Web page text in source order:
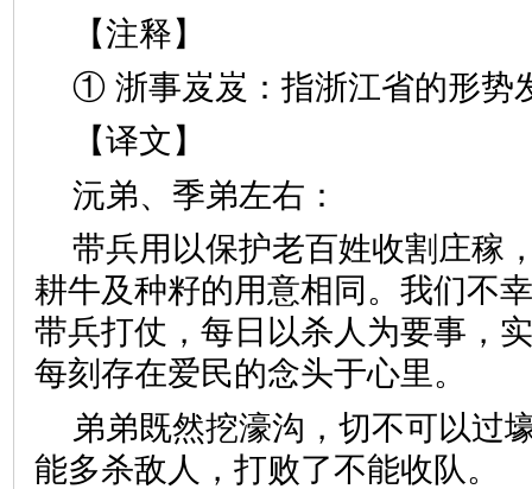
【注释】
① 浙事岌岌：指浙江省的形势
【译文】
沅弟、季弟左右：
带兵用以保护老百姓收割庄稼
耕牛及种籽的用意相同。我们不
带兵打仗，每日以杀人为要事，
每刻存在爱民的念头于心里。
弟弟既然挖濠沟，切不可以过
能多杀敌人，打败了不能收队。